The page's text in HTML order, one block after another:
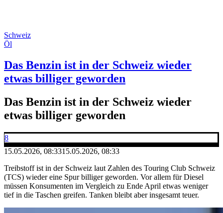
Schweiz
Öl
Das Benzin ist in der Schweiz wieder
etwas billiger geworden
Das Benzin ist in der Schweiz wieder
etwas billiger geworden
8
15.05.2026, 08:3315.05.2026, 08:33
Treibstoff ist in der Schweiz laut Zahlen des Touring Club Schweiz
(TCS) wieder eine Spur billiger geworden. Vor allem für Diesel
müssen Konsumenten im Vergleich zu Ende April etwas weniger
tief in die Taschen greifen. Tanken bleibt aber insgesamt teuer.